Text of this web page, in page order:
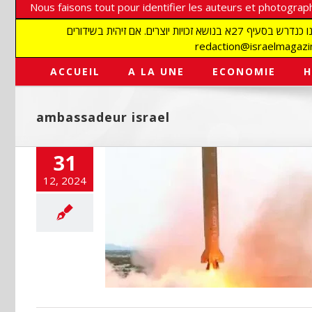
Nous faisons tout pour identifier les auteurs et
אנו עושים הכל כדי לזהות סופרים וצלמים על מנת לכבד את זכויותיהם. אנו מכבדים זכויות יוצרים ושואפים לאתר את בעלי הזכויות בתמונות המגיעות אלינו כנדרש בסעיף 27א בנושא זכויות יוצרים. אם זיהית בשידורים
ACCUEIL A LA UNE ECONOMIE
ambassadeur israel
31
12, 2024
des Houtis vers